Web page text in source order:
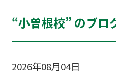
“小曽根校” のブロ
2026年08月04日